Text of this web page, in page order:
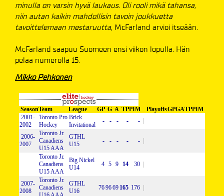
minulla on varsin hyvä laukaus. Oli rooli mikä tahansa,
niin autan kaikin mahdollisin tavoin joukkuetta
tavoittelemaan mestaruutta, McFarland arvioi itseään.
McFarland saapuu Suomeen ensi viikon lopulla. Hän
pelaa numerolla 15.
Mikko Pehkonen